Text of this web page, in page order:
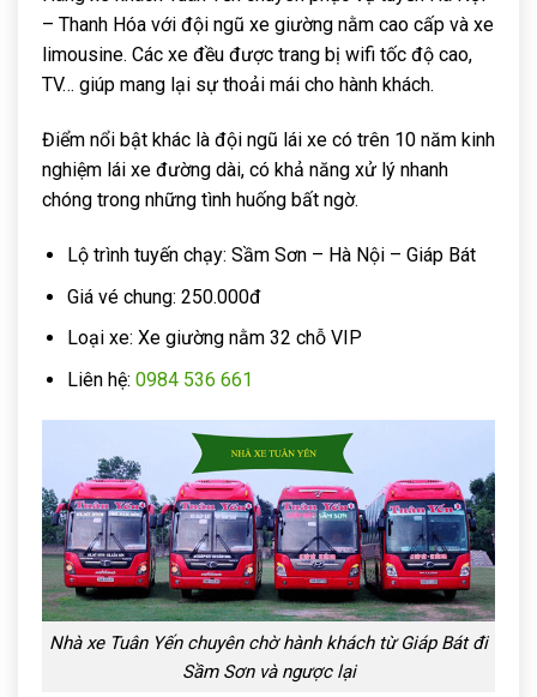
– Thanh Hóa với đội ngũ xe giường nằm cao cấp và xe
limousine. Các xe đều được trang bị wifi tốc độ cao,
TV… giúp mang lại sự thoải mái cho hành khách.
Điểm nổi bật khác là đội ngũ lái xe có trên 10 năm kinh
nghiệm lái xe đường dài, có khả năng xử lý nhanh
chóng trong những tình huống bất ngờ.
Lộ trình tuyến chạy: Sầm Sơn – Hà Nội – Giáp Bát
Giá vé chung: 250.000đ
Loại xe: Xe giường nằm 32 chỗ VIP
Liên hệ: 0984 536 661
Nhà xe Tuân Yến chuyên chờ hành khách từ Giáp Bát đi
Sầm Sơn và ngược lại